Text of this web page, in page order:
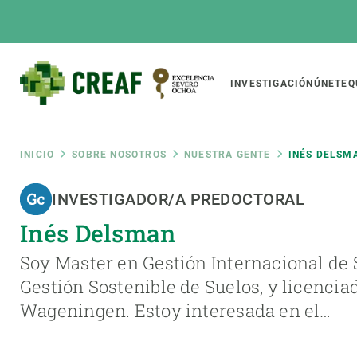
Main
INVESTIGACIÓN ÚNETE
Ruta
de
navegación
INICIO SOBRE NOSOTROS NUESTRA GENTE INÉS
INVESTIGADOR/A PREDOCTORAL
Inés Delsman
Soy Master en Gestión Internacional
Gestión Sostenible de Suelos, y
Wageningen. Estoy interesada en el…
Featured
responsive
INTRANET
Responsive
menu
SOBRE NOSOTROS
El Centro
Organización institucional
Transparencia Cambio